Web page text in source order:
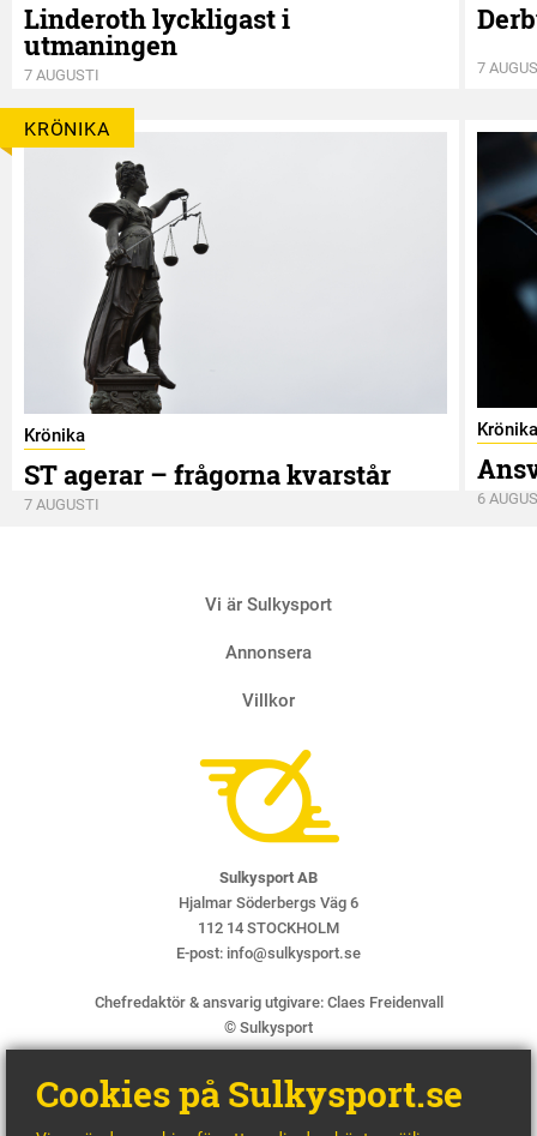
Linderoth lyckligast i
utmaningen
7 AUGUSTI 7
KRÖNIKA
Krönika
ST agerar – frågorna kvarstår
7 AUGUSTI
Krönika
6
Vi är Sulkysport
Annonsera
Villkor
Sulkysport AB
Hjalmar Söderbergs Väg 6
112 14 STOCKHOLM
E-post: info@sulkysport.se
Chefredaktör & ansvarig utgivare: Claes Freidenvall
© Sulkysport
Cookies på Sulkysport.se